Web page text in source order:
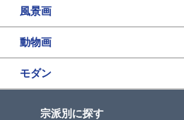
風景画
動物画
モダン
宗派別に探す